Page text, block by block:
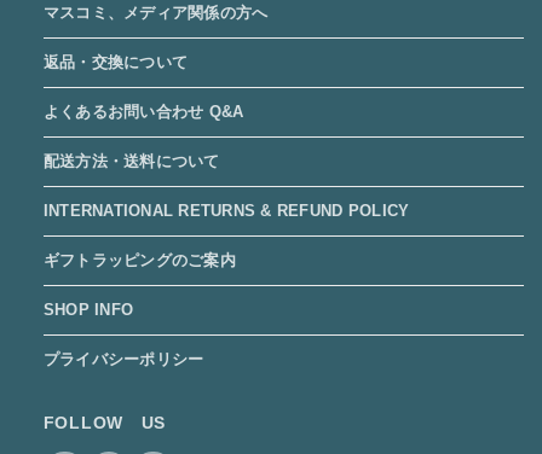
マスコミ、メディア関係の方へ
返品・交換について
よくあるお問い合わせ Q&A
配送方法・送料について
INTERNATIONAL RETURNS & REFUND POLICY
ギフトラッピングのご案内
SHOP INFO
プライバシーポリシー
FOLLOW US